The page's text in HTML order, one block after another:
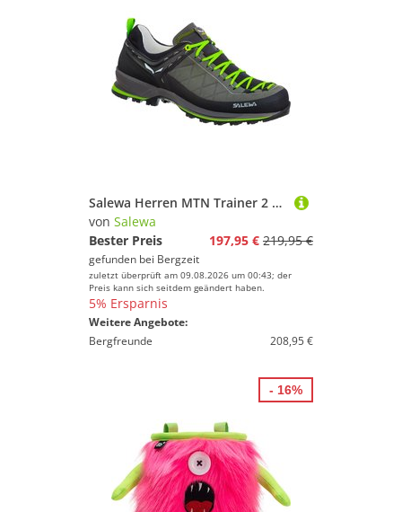
Salewa Herren MTN Trainer 2 L Schuhe
von Salewa
Bester Preis
197,95 € 219,95 €
gefunden bei Bergzeit
zuletzt überprüft am 09.08.2026 um 00:43; der
Preis kann sich seitdem geändert haben.
5% Ersparnis
Weitere Angebote:
Bergfreunde
208,95 €
- 16%